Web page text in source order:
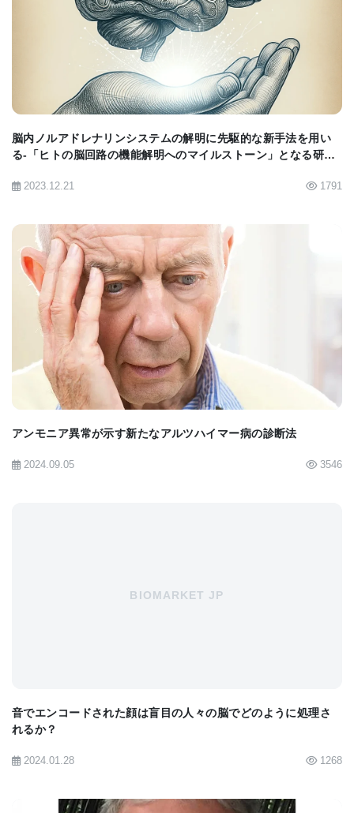
む流体である脳脊髄液中のナトリウム濃度を調べ、
適切な脳機能のための化学的安定性を確保するのを
助けながら、脳のクッションを提供する研究者が現
全体として、ナトリウム濃度は、片頭痛患者の脳の
「これらの知見は、片頭痛の挑戦的な診断を容易に
するかもしれない」とメイヤー博士は語った。
研究者らは、将来の研究で片頭痛とナトリウムの関
連についてもっと学びたいと考えています。 「これ
は探索的な研究であったため、より多くの患者を、
好ましくは片頭痛発作の最中または直後に検査し
て、さらなる検証を行う予定である」とMeyer博士
は述べた。
PhD、Stefan Haneder、MDです。
提供の卓越性を促進しています。同協会は、イリノ
BIOMARKET JP
脳内ノルアドレナリンシステムの解明に先駆的な新手法を用い
る-「ヒトの脳回路の機能解明へのマイルストーン」となる研究
2023.12.21 1791
BIOMARKET JP
アンモニア異常が示す新たなアルツハイマー病の診断法
2024.09.05 3546
BIOMARKET JP
音でエンコードされた顔は盲目の人々の脳でどのように処理さ
れるか？
2024.01.28 1268